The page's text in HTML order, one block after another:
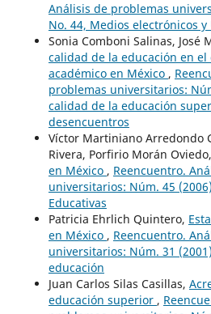
Análisis de problemas
No. 44, Medios electrónicos
Sonia Comboni Salinas, José
calidad de la educación en
académico en México ,
problemas universitarios:
calidad de la educación
desencuentros
Víctor Martiniano Arredondo
Rivera, Porfirio Morán Oviedo,
en México , Reencuentro.
universitarios: Núm. 45
Educativas
Patricia Ehrlich Quintero,
en México , Reencuentro.
universitarios: Núm. 31
educación
Juan Carlos Silas Casillas,
educación superior ,